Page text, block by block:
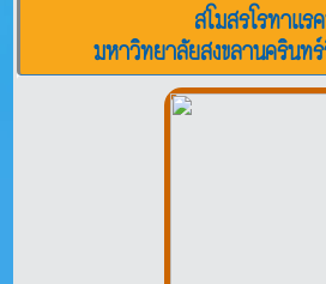
สโมสรโรทาเเร
มหาวิทยาลัยสงขลานครินทร์